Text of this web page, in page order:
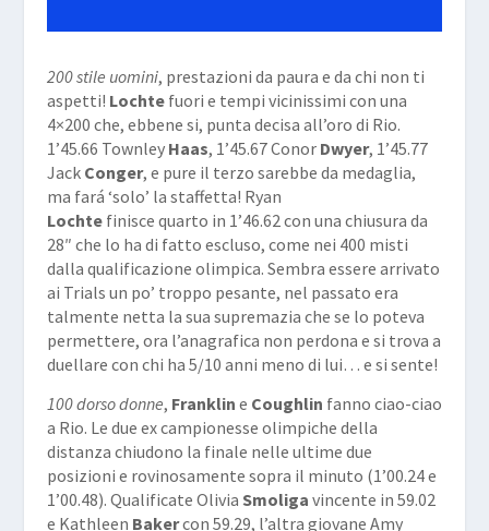
200 stile uomini, prestazioni da paura e da chi non ti
aspetti! Lochtefuori e tempi vicinissimi con una
4×200 che, ebbene si, punta decisa all’oro di Rio.
1’45.66 Townley Haas, 1’45.67 Conor Dwyer, 1’45.77
Jack Conger, e pure il terzo sarebbe da medaglia,
ma fará ‘solo’ la staffetta! Ryan
Lochtefinisce quarto in 1’46.62 con una chiusura da
28″ che lo ha di fatto escluso, come nei 400 misti
dalla qualificazione olimpica. Sembra essere arrivato
ai Trials un po’ troppo pesante, nel passato era
talmente netta la sua supremazia che se lo poteva
permettere, ora l’anagrafica non perdona e si trova a
duellare con chi ha 5/10 anni meno di lui… e si sente!
100 dorso donne, Franklin e Coughlin fanno ciao-ciao
a Rio. Le due ex campionesse olimpiche della
distanza chiudono la finale nelle ultime due
posizioni e rovinosamente sopra il minuto (1’00.24 e
1’00.48). Qualificate Olivia Smoliga vincente in 59.02
e Kathleen Bakercon 59.29, l’altra giovane Amy